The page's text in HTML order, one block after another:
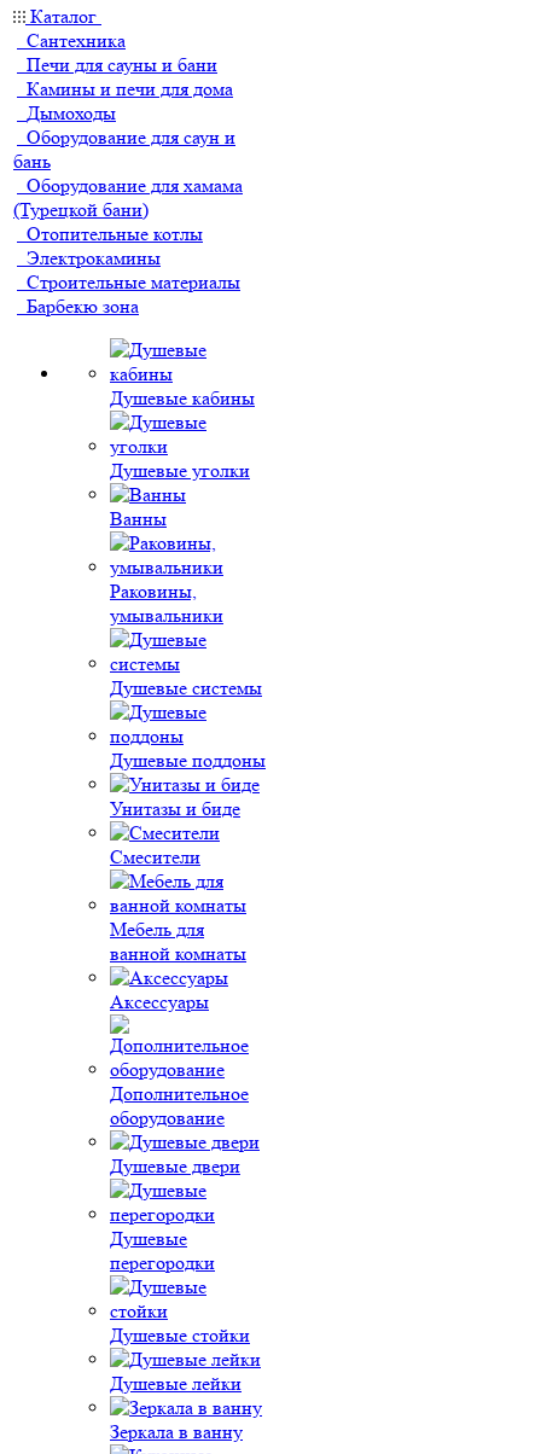
Каталог
Сантехника
Печи для сауны и бани
Камины и печи для дома
Дымоходы
Оборудование для саун и
бань
Оборудование для хамама
(Турецкой бани)
Отопительные котлы
Электрокамины
Строительные материалы
Барбекю зона
Душевые кабины
Душевые уголки
Ванны
Раковины,
умывальники
Душевые системы
Душевые поддоны
Унитазы и биде
Смесители
Мебель для
ванной комнаты
Аксессуары
Дополнительное
оборудование
Душевые двери
Душевые
перегородки
Душевые стойки
Душевые лейки
Зеркала в ванну